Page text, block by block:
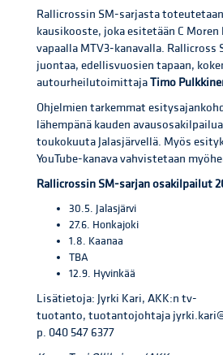
Rallicrossin SM-sarjasta
kausikooste, joka esitetään C Moren
vapaalla MTV3-kanavalla. Rallicross
juontaa, edellisvuosien tapaan,
autourheilutoimittajaTimo
Ohjelmien tarkemmat
lähempänä kauden
toukokuuta Jalasjärvellä. Myös
YouTube-kanava vahvistetaan
Rallicrossin SM-sarjan osakilpailut
30.5. Jalasjärvi
27.6. Honkajoki
1.8. Kaanaa
TBA
12.9. Hyvinkää
Lisätietoja: Jyrki Kari, AKK:n tv-
tuotanto, tuotantojohtaja
p. 040 547 6377